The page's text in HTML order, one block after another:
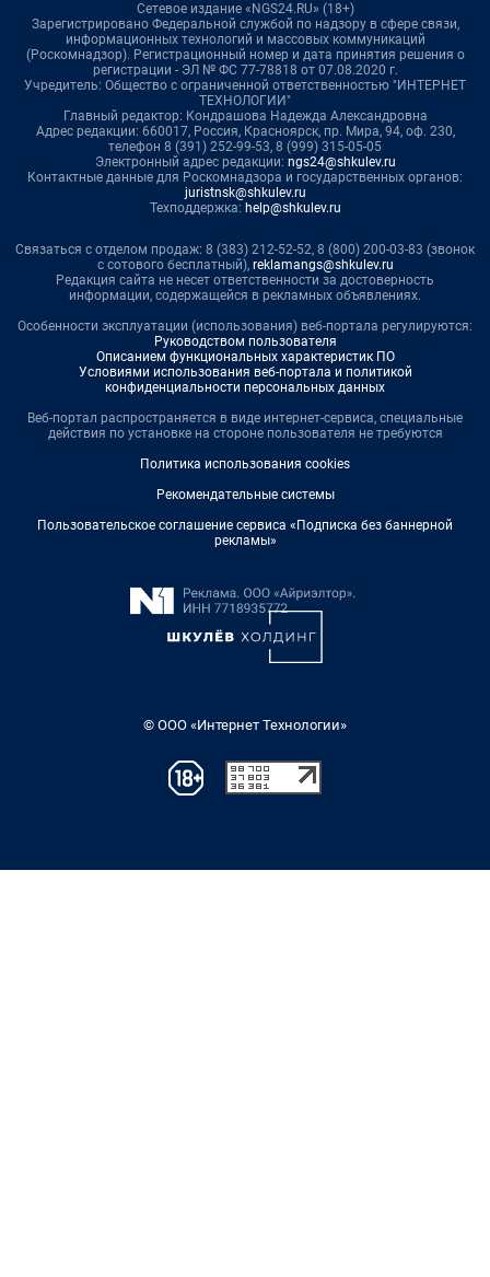
Сетевое издание «NGS24.RU» (18+)
Зарегистрировано Федеральной службой по надзору в сфере связи,
информационных технологий и массовых коммуникаций
(Роскомнадзор). Регистрационный номер и дата принятия решения о
регистрации - ЭЛ № ФС 77-78818 от 07.08.2020 г.
Учредитель: Общество с ограниченной ответственностью "ИНТЕРНЕТ
ТЕХНОЛОГИИ"
Главный редактор: Кондрашова Надежда Александровна
Адрес редакции: 660017, Россия, Красноярск, пр. Мира, 94, оф. 230,
телефон 8 (391) 252-99-53, 8 (999) 315-05-05
Электронный адрес редакции: ngs24@shkulev.ru
Контактные данные для Роскомнадзора и государственных органов:
juristnsk@shkulev.ru
Техподдержка: help@shkulev.ru
Связаться с отделом продаж: 8 (383) 212-52-52, 8 (800) 200-03-83 (звонок
с сотового бесплатный), reklamangs@shkulev.ru
Редакция сайта не несет ответственности за достоверность
информации, содержащейся в рекламных объявлениях.
Особенности эксплуатации (использования) веб-портала регулируются:
Руководством пользователя
Описанием функциональных характеристик ПО
Условиями использования веб-портала и политикой
конфиденциальности персональных данных
Веб-портал распространяется в виде интернет-сервиса, специальные
действия по установке на стороне пользователя не требуются
Политика использования cookies
Рекомендательные системы
Пользовательское соглашение сервиса «Подписка без баннерной
рекламы»
© ООО «Интернет Технологии»